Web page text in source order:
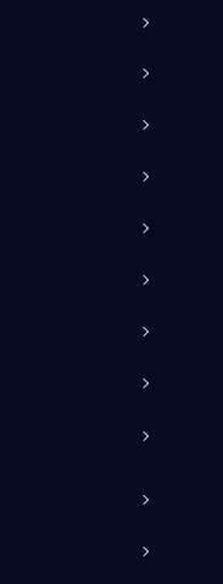
CONTACT
ビスに関するご相談や
にお問い合わせください
5213-3931